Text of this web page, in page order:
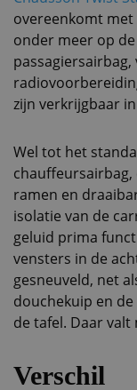
overeenkomt met
onder meer op
zijn verkrijgbaar
Wel tot het
ramen en
isolatie van de
geluid prima
vensters in de
gesneuveld, net
douchekuip en
de tafel. Daar valt
Verschil